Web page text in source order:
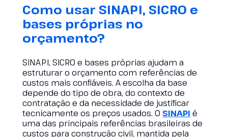
Como usar SINAPI, SICRO e
bases próprias no
orçamento?
SINAPI, SICRO e bases próprias ajudam a
estruturar o orçamento com referências de
custos mais confiáveis. A escolha da base
depende do tipo de obra, do contexto de
contratação e da necessidade de justificar
tecnicamente os preços usados. O SINAPI é
uma das principais referências brasileiras de
custos para construção civil, mantida pela